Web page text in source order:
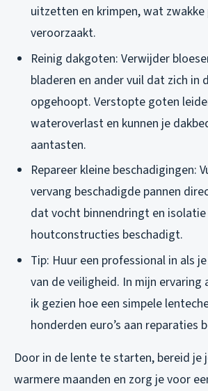
uitzetten en krimpen, wat zwakke
veroorzaakt.
Reinig dakgoten: Verwijder
bladeren en ander vuil dat zich in
opgehoopt. Verstopte goten
wateroverlast en kunnen je
aantasten.
Repareer kleine beschadigingen:
vervang beschadigde pannen
dat vocht binnendringt en
houtconstructies beschadigt.
Tip: Huur een professional in als
van de veiligheid. In mijn ervaring
ik gezien hoe een simpele
honderden euro’s aan reparaties
Door in de lente te starten, bereid je
warmere maanden en zorg je voor